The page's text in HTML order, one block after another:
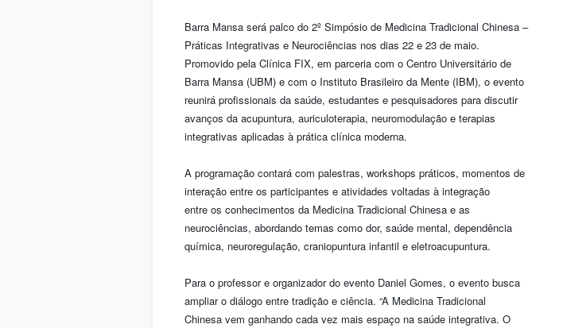
Barra Mansa será palco do 2º Simpósio de Medicina Tradicional Chinesa –
Práticas Integrativas e Neurociências nos dias 22 e 23 de maio.
Promovido pela Clínica FIX, em parceria com o Centro Universitário de
Barra Mansa (UBM) e com o Instituto Brasileiro da Mente (IBM), o evento
reunirá profissionais da saúde, estudantes e pesquisadores para discutir
avanços da acupuntura, auriculoterapia, neuromodulação e terapias
integrativas aplicadas à prática clínica moderna.
A programação contará com palestras, workshops práticos, momentos de
interação entre os participantes e atividades voltadas à integração
entre os conhecimentos da Medicina Tradicional Chinesa e as
neurociências, abordando temas como dor, saúde mental, dependência
química, neuroregulação, craniopuntura infantil e eletroacupuntura.
Para o professor e organizador do evento Daniel Gomes, o evento busca
ampliar o diálogo entre tradição e ciência. “A Medicina Tradicional
Chinesa vem ganhando cada vez mais espaço na saúde integrativa. O